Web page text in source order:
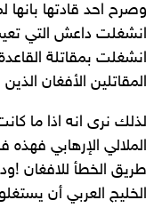
وصرح احد قادتها بانها
انشغلت داعش التي
انشغلت بمقاتلة
المقاتلين الأفغان
لذلك نرى انه اذا ما
الملالي الإرهابي فهذه
طريق الخطأ للافغان
الخليج العربي أن